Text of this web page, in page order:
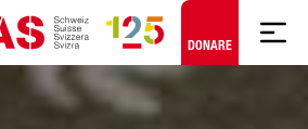
Skip to content
DONARE